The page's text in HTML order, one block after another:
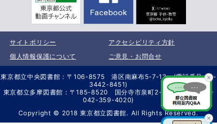
サイトポリシー
アクセシビリティ方針
個人情報保護について
ご意見・お問合せ
東京都立中央図書館：〒106-8575 港区南麻布5-7-13 (電話番号 03-
3442-8451)
東京都立多摩図書館：〒185-8520 国分寺市泉町2-2-26 (電話番号
042-359-4020)
Copyright © 2018 東京都立図書館. All Rights Reserved.